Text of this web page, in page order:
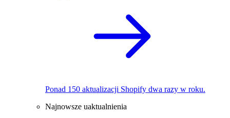
Ponad 150 aktualizacji Shopify dwa razy w roku.
Najnowsze uaktualnienia